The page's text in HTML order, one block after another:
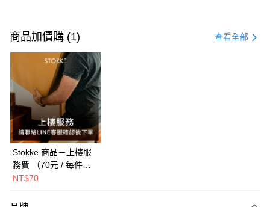
信用卡一次付款
LINE Pay
Apple Pay
ATM付款
運送方式
新航貨運
每筆NT$150，滿NT$1,000(含以上)免運費
商品加價購 (1) 查看全部
Stokke 商品－上樓服
務費 （70元 / 每件每
層，建議選購前聯絡客
NT$70